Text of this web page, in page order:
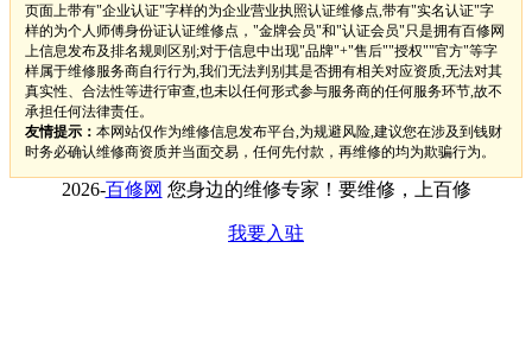
页面上带有"企业认证"字样的为企业营业执照认证维修点,带有"实名认证"字
样的为个人师傅身份证认证维修点，"金牌会员"和"认证会员"只是拥有百修网
上信息发布及排名规则区别;对于信息中出现"品牌"+"售后""授权""官方"等字
样属于维修服务商自行行为,我们无法判别其是否拥有相关对应资质,无法对其
真实性、合法性等进行审查,也未以任何形式参与服务商的任何服务环节,故不
承担任何法律责任。
友情提示： 本网站仅作为维修信息发布平台,为规避风险,建议您在涉及到钱财
时务必确认维修商资质并当面交易，任何先付款，再维修的均为欺骗行为。
2026-百修网 您身边的维修专家！要维修，上百修
我要入驻